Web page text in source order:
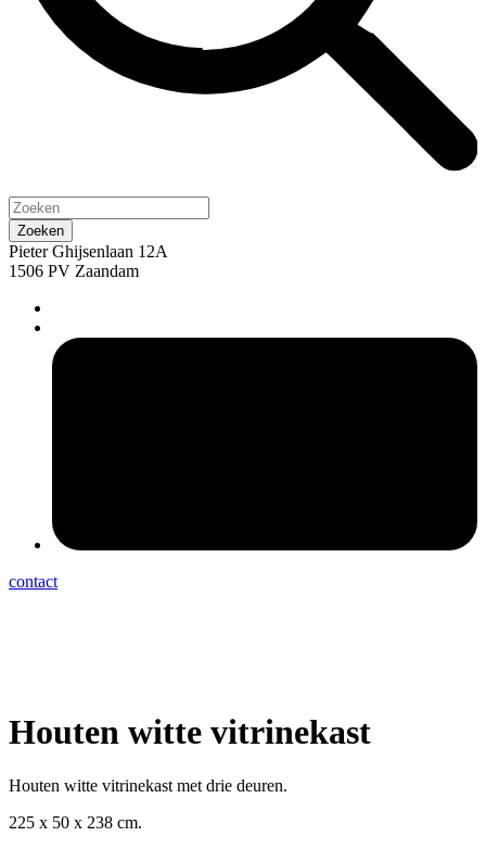
Pieter Ghijsenlaan 12A
1506 PV Zaandam
contact
Houten witte vitrinekast
Houten witte vitrinekast met drie deuren.
225 x 50 x 238 cm.